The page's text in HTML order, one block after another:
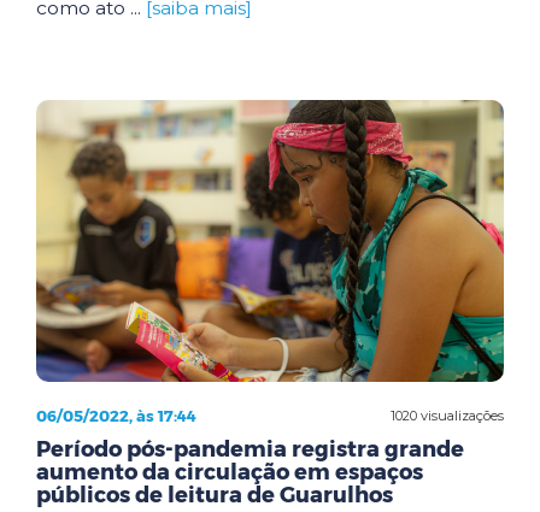
como ato ... [saiba mais]
1020 visualizações
06/05/2022, às 17:44
Período pós-pandemia registra grande
aumento da circulação em espaços
públicos de leitura de Guarulhos